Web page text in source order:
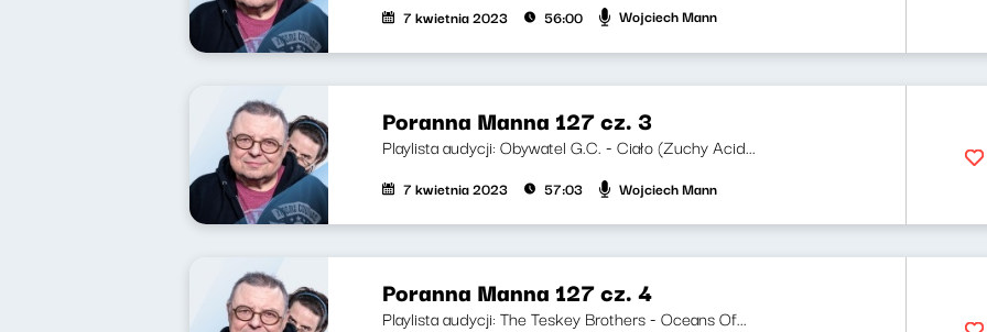
7 kwietnia 2023 56:00 Wojciech Mann
Poranna Manna 127 cz. 3
Playlista audycji: Obywatel G.C. - Ciało (Zuchy Acid...
7 kwietnia 2023 57:03 Wojciech Mann
Poranna Manna 127 cz. 4
Playlista audycji: The Teskey Brothers - Oceans Of...